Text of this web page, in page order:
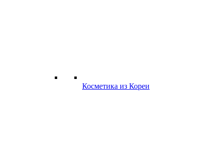
Косметика из Кореи